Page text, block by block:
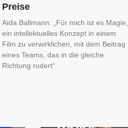
Preise
Aïda Ballmann: „Für mich ist es Magie,
ein intellektuelles Konzept in einem
Film zu verwirklichen, mit dem Beitrag
eines Teams, das in die gleiche
Richtung rudert“